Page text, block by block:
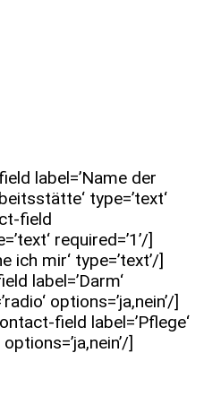
label=’Name der
type=’text‘
field
required=’1’/]
ich mir‘ type=’text’/]
label=’Darm‘
options=’ja,nein’/]
field label=’Pflege‘
]